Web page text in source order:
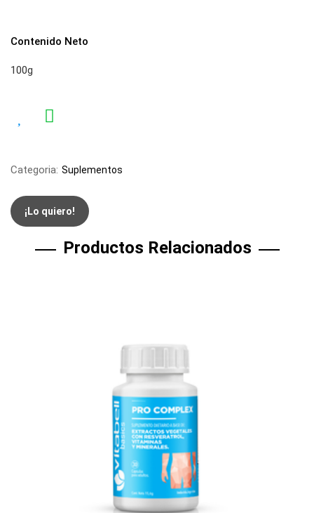
Contenido Neto
100g
Categoria: Suplementos
¡Lo quiero!
Productos Relacionados